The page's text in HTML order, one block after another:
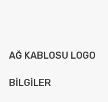
AĞ KABLOSU LOGO
BILGILER